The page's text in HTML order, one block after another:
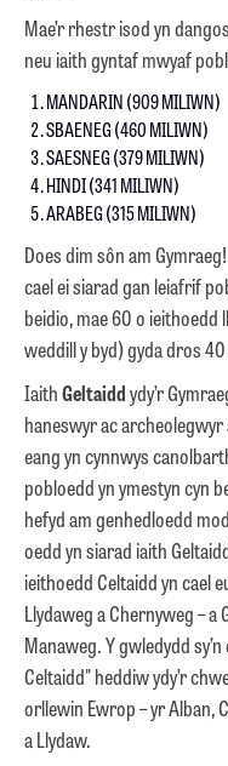
Mae’r rhestr isod yn
neu iaith gyntaf mwyaf
MANDARIN (909 MILIWN)
SBAENEG (460 MILIWN)
SAESNEG (379 MILIWN)
HINDI (341 MILIWN)
ARABEG (315 MILIWN)
Does dim sôn am
cael ei siarad gan leiafrif
beidio, mae 60 o
weddill y byd) gyda dros
IaithGeltaiddydy’r
haneswyr ac
eang yn cynnwys
pobloedd yn ymestyn cyn
hefyd am genhedloedd
oedd yn siarad iaith
ieithoedd Celtaidd yn cael
Llydaweg a Chernyweg – a
Manaweg. Y gwledydd
Celtaidd" heddiw ydy’r
orllewin Ewrop – yr Alban,
a Llydaw.